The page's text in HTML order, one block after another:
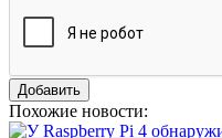
Похожие новости: